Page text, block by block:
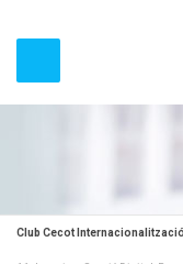
Club Cecot Internacionalització